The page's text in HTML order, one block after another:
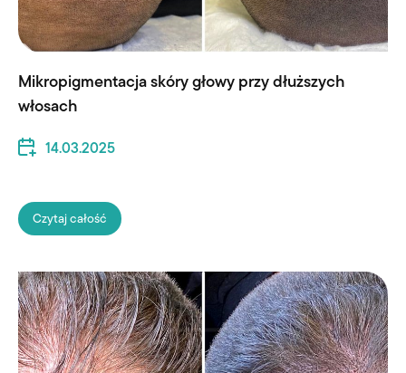
Mikropigmentacja skóry głowy przy dłuższych
włosach
14.03.2025
Czytaj całość